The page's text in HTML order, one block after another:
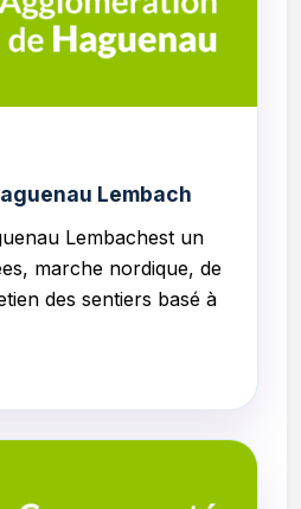
Lembach
Lembachest un
marche nordique, de
des sentiers basé à